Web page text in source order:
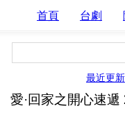
首頁 台劇
最近更新
愛·回家之開心速遞